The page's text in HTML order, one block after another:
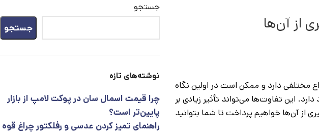
مختلفی دارد و ممکن است در اولین نگاه
این تفاوت‌ها می‌تواند تأثیر زیادی بر
چراغ قوه و راه‌های جلوگیری از آن‌ها خواهیم پرداخت تا شما بتوانید
جستجو
جستجو
نوشته‌های تازه
چرا قیمت اسمال سان در پوکت لامپ از بازار
پایین‌تر است؟
راهنمای تمیز کردن عدسی و رفلکتور چراغ قوه